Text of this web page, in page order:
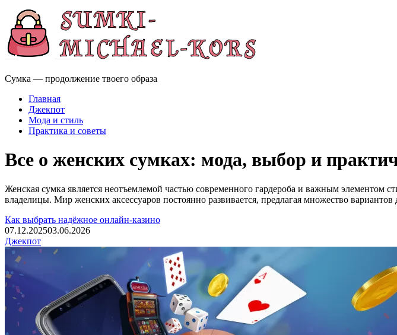
Сумка — продолжение твоего образа
Главная
Джекпот
Мода и стиль
Практика и советы
Все о женских сумках: мода, выбор и
Женская сумка является неотъемлемой частью современного гардероба и важным элементом
владелицы. Мир женских аксессуаров постоянно развивается, предлагая множество
Как выбрать надёжное онлайн-казино
07.12.202503.06.2026
Джекпот